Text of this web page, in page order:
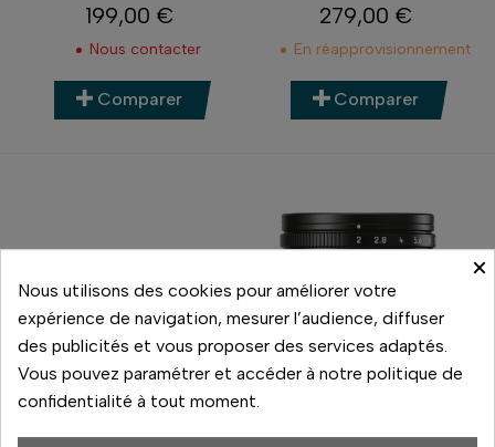
Prix
199,00 €
Nous contacter
Comparer
Prix
279,00 €
En réapprovisionnement
Comparer
×
Nous utilisons des cookies pour améliorer votre
expérience de navigation, mesurer l’audience, diffuser
des publicités et vous proposer des services adaptés.
Vous pouvez paramétrer et accéder à notre politique de
confidentialité à tout moment.